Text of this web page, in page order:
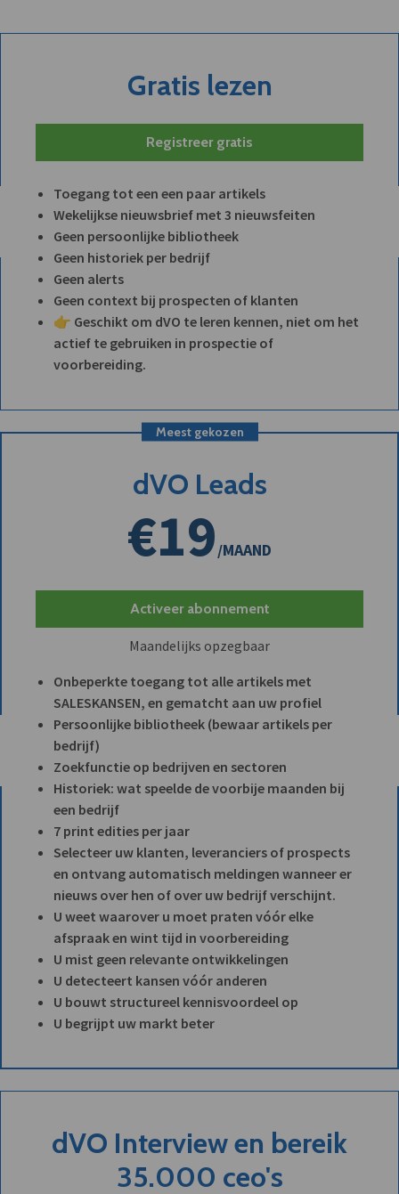
Gratis lezen
Registreer gratis
Toegang tot een een paar artikels
Wekelijkse nieuwsbrief met 3 nieuwsfeiten
Geen persoonlijke bibliotheek
Geen historiek per bedrijf
Geen alerts
Geen context bij prospecten of klanten
👉 Geschikt om dVO te leren kennen, niet om het
actief te gebruiken in prospectie of
voorbereiding.
Meest gekozen
dVO Leads
€19/MAAND
Activeer abonnement
Maandelijks opzegbaar
Onbeperkte toegang tot alle artikels met
SALESKANSEN, en gematcht aan uw profiel
Persoonlijke bibliotheek (bewaar artikels per
bedrijf)
Zoekfunctie op bedrijven en sectoren
Historiek: wat speelde de voorbije maanden bij
een bedrijf
7 print edities per jaar
Selecteer uw klanten, leveranciers of prospects
en ontvang automatisch meldingen wanneer er
nieuws over hen of over uw bedrijf verschijnt.
U weet waarover u moet praten vóór elke
afspraak en wint tijd in voorbereiding
U mist geen relevante ontwikkelingen
U detecteert kansen vóór anderen
U bouwt structureel kennisvoordeel op
U begrijpt uw markt beter
dVO Interview en bereik
35.000 ceo's